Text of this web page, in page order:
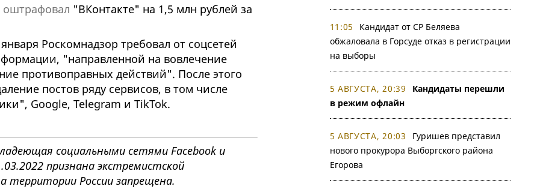
оштрафовал "ВКонтакте" на 1,5 млн рублей за
Роскомнадзор требовал от соцсетей
"направленной на вовлечение
противоправных действий". После этого
постов ряду сервисов, в том числе
Google, Telegram и TikTok.
социальными сетями Facebook и
признана экстремистской
территории России запрещена.
11:05
Кандидат от СР Беляева
обжаловала в Горсуде отказ в регистрации
на выборы
5 АВГУСТА, 20:39
Кандидаты перешли
в режим офлайн
5 АВГУСТА, 20:03
Гуришев представил
нового прокурора Выборгского района
Егорова